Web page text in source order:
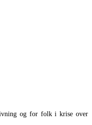
og for folk i krise over